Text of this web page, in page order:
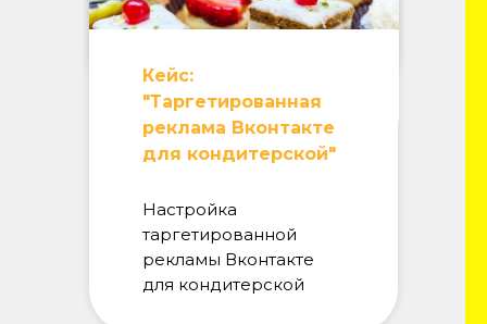
Настройка
таргетированной
рекламы Вконтакте
для кондитерской
Кейс:
"Таргетированная
реклама Вконтакте
для кондитерской"